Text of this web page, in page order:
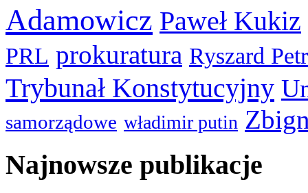
Adamowicz Paweł Kukiz
PRL prokuratura Ryszard
Trybunał Konstytucyjny
samorządowe władimir putin
Najnowsze publikacje